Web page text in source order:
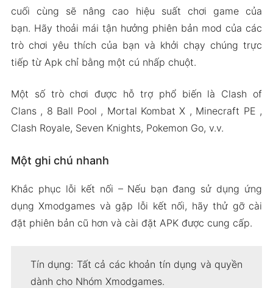
cuối cùng sẽ nâng cao hiệu suất chơi game của
bạn. Hãy thoải mái tận hưởng phiên bản mod của các
trò chơi yêu thích của bạn và khởi chạy chúng trực
tiếp từ Apk chỉ bằng một cú nhấp chuột.
Một số trò chơi được hỗ trợ phổ biến là Clash of
Clans , 8 Ball Pool , Mortal Kombat X , Minecraft PE ,
Clash Royale, Seven Knights, Pokemon Go, v.v.
Một ghi chú nhanh
Khắc phục lỗi kết nối – Nếu bạn đang sử dụng ứng
dụng Xmodgames và gặp lỗi kết nối, hãy thử gỡ cài
đặt phiên bản cũ hơn và cài đặt APK được cung cấp.
Tín dụng: Tất cả các khoản tín dụng và quyền
dành cho Nhóm Xmodgames.